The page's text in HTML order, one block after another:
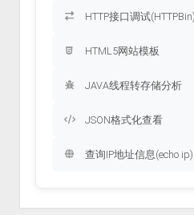
HTTP接口调试(HTTPBin)
HTML5网站模板
JAVA线程转存储分析
JSON格式化查看
查询IP地址信息(echo ip)